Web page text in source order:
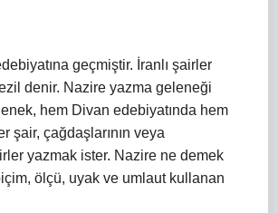
geçmiştir. İranlı şairler
denir. Nazire yazma geleneği
hem Divan edebiyatında hem
şair, çağdaşlarının veya
yazmak ister. Nazire ne demek
ölçü, uyak ve umlaut kullanan